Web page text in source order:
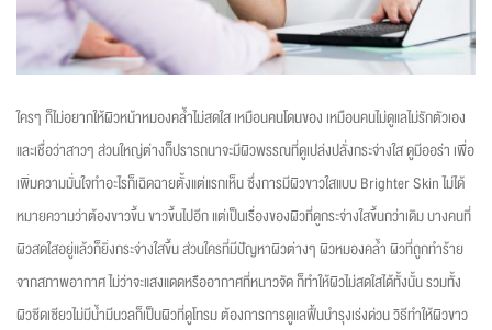
ใครๆ ก็ไม่อยากให้ผิวหน้าหมองคล้ำไม่สดใส เหมือนคนโดนของ เหมือนคนไม่ดูแลไม่รักตัวเอง
และเชื่อว่าสาวๆ ส่วนใหญ่ต่างก็ปรารถนาจะมีผิวพรรณที่ดูเปล่งปลั่งกระจ่างใส ดูมีออร่า เพื่อ
เพิ่มความมั่นใจทำอะไรก็เฉิดฉายตั้งแต่แรกเห็น ซึ่งการมีผิวขาวใสแบบ Brighter Skin ไม่ได้
หมายความว่าต้องขาวขึ้น ขาวขึ้นไปอีก แต่เป็นเรื่องของผิวที่ดูกระจ่างใสขึ้นกว่าเดิม บางคนที่
ผิวสดใสอยู่แล้วก็ยิ่งกระจ่างใสขึ้น ส่วนใครที่มีปัญหาผิวต่างๆ ผิวหมองคล้ำ ผิวที่ถูกทำร้าย
จากสภาพอากาศ ไม่ว่าจะแสงแดดหรืออากาศที่หนาวจัด ก็ทำให้ผิวไม่สดใสได้ทั้งนั้น รวมทั้ง
ผิวซีดเซียวไม่มีน้ำมีนวลก็เป็นผิวที่ดูโทรม ต้องการการดูแลฟื้นบำรุงเร่งด่วน วิธีทําให้ผิวขาว